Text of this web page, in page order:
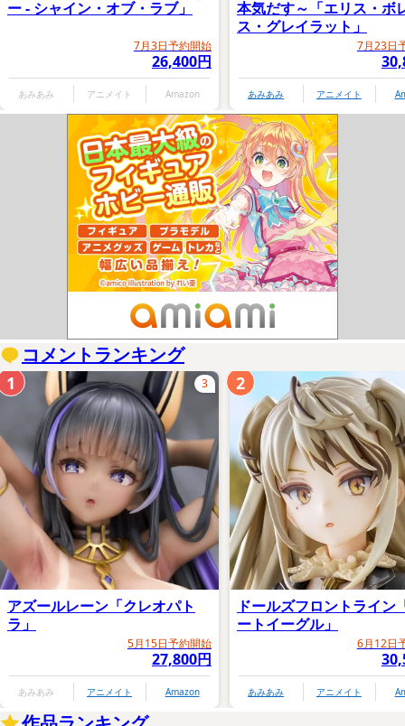
ー - シャイン・オブ・ラブ」
7月3日予約開始
26,400円
あみあみ アニメイト Amazon
本気だす～「エリス・ボ
ス・グレイラット」
7月23日
あみあみ アニメイト
コメントランキング
アズールレーン「クレオパト
ラ」
5月15日予約開始
27,800円
あみあみ アニメイト Amazon
3
1
ドールズフロントライン
ートイーグル」
6月12日
あみあみ アニメイト
2